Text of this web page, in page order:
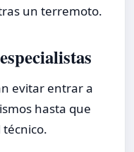
un terremoto.
evitar entrar a
hasta que